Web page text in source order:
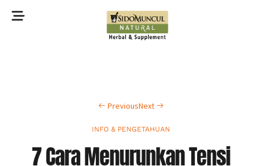
PreviousNext
INFO & PENGETAHUAN
7 Cara Menurunkan Tensi